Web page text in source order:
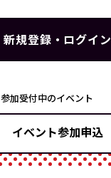
新規登録・ログイン
参加受付中のイベント
イベント参加申込